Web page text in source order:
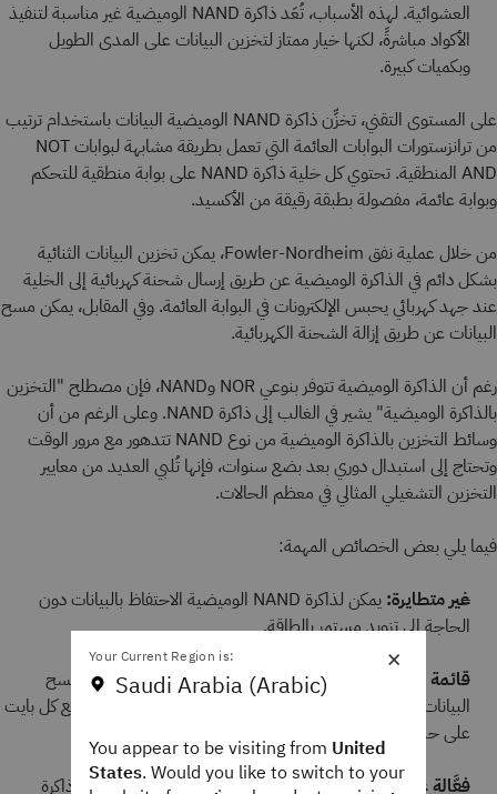
العشوائية. لهذه الأسباب، تُعَد ذاكرة NAND الوميضية غير مناسبة لتنفيذ
الأكواد مباشرةً، لكنها خيار ممتاز لتخزين البيانات على المدى الطويل
وبكميات كبيرة.
على المستوى التقني، تخزِّن ذاكرة NAND الوميضية البيانات باستخدام ترتيب
من ترانزستورات البوابات العائمة التي تعمل بطريقة مشابهة لبوابات NOT
AND المنطقية. تحتوي كل خلية ذاكرة NAND على بوابة منطقية للتحكم
وبوابة عائمة، مفصولة بطبقة رقيقة من الأكسيد.
من خلال عملية نفق Fowler-Nordheim، يمكن تخزين البيانات الثنائية
بشكل دائم في الذاكرة الوميضية عن طريق إرسال شحنة كهربائية إلى الخلية
عند جهد كهربائي يحبس الإلكترونات في البوابة العائمة. وفي المقابل، يمكن مسح
البيانات عن طريق إزالة الشحنة الكهربائية.
رغم أن الذاكرة الوميضية تتوفر بنوعي NOR وNAND، فإن مصطلح "التخزين
بالذاكرة الوميضية" يشير في الغالب إلى ذاكرة NAND. وعلى الرغم من أن
وسائط التخزين بالذاكرة الوميضية من نوع NAND تتدهور مع مرور الوقت
وتحتاج إلى استبدال دوري بعد بضع سنوات، فإنها تُلبي العديد من معايير
التخزين التشغيلي المثالي في معظم الحالات.
فيما يلي بعض الخصائص المهمة:
غير متطايرة:
يمكن لذاكرة NAND الوميضية الاحتفاظ بالبيانات دون
الحاجة إلى تزويد مستمر بالطاقة.
قائمة على الكتل:
تعمل ذاكرة NAND الوميضية على كتابة ومسح
البيانات على شكل كتل كبيرة من المعلومات، بدلًا من التعامل مع كل بايت
على حدة.
فعَّالة على نطاق واسع:بفضل بنيتها القائمة على الكتل، تُعَد ذاكرة
×
Your Current Region is:
Saudi Arabia (Arabic)
You appear to be visiting from United
States. Would you like to switch to your